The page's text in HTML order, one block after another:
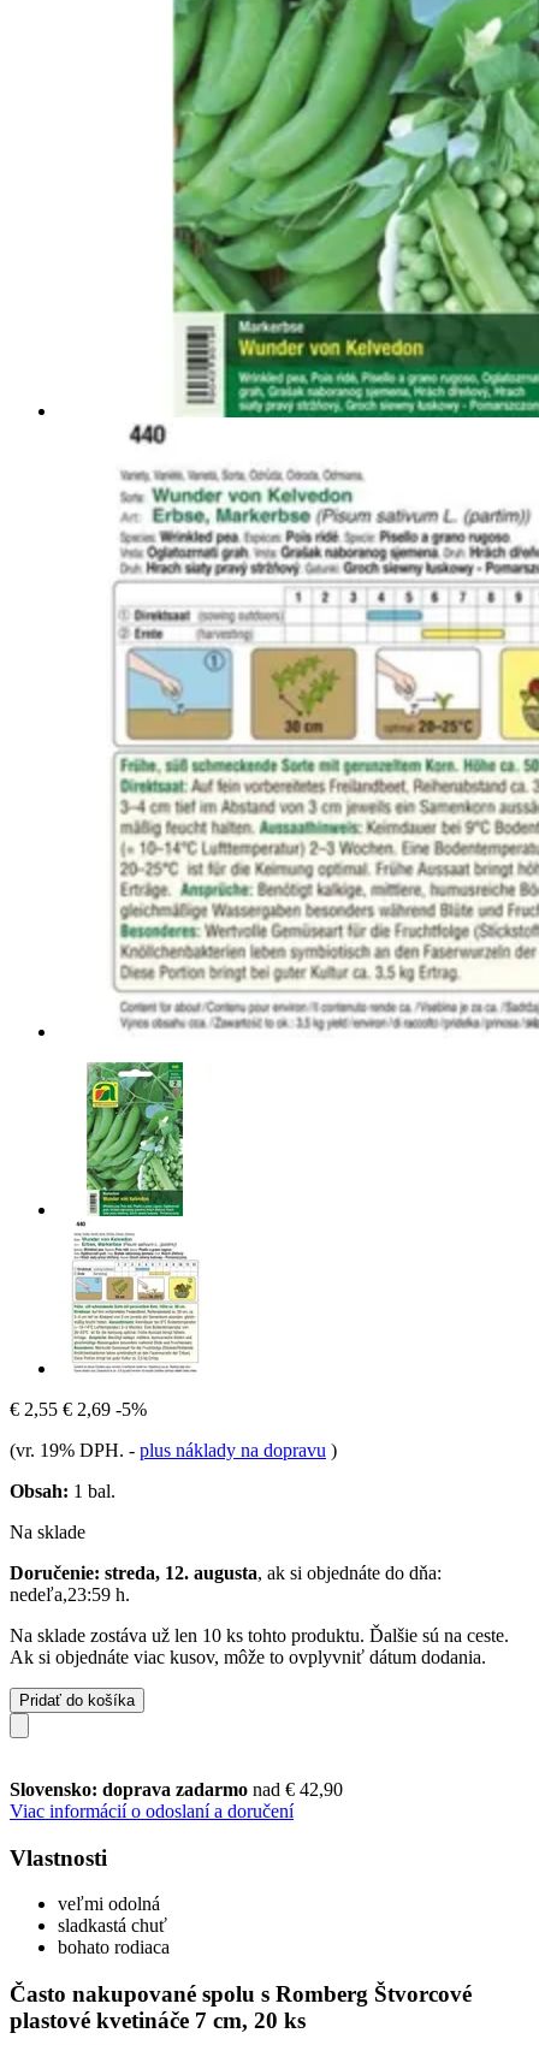
€ 2,55 € 2,69 -5%
(vr. 19% DPH. - plus náklady na dopravu )
Obsah: 1 bal.
Na sklade
Doručenie: streda, 12. augusta, ak si objednáte do dňa:
nedeľa,23:59 h.
Na sklade zostáva už len 10 ks tohto produktu. Ďalšie sú na ceste.
Ak si objednáte viac kusov, môže to ovplyvniť dátum dodania.
Pridať do košíka
Slovensko: doprava zadarmo nad € 42,90
Viac informácií o odoslaní a doručení
Vlastnosti
veľmi odolná
sladkastá chuť
bohato rodiaca
Často nakupované spolu s Romberg Štvorcové
plastové kvetináče 7 cm, 20 ks